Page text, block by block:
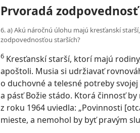
Prvoradá zodpovednosť
6. a) Akú náročnú úlohu majú kresťanskí
zodpovednosťou starších?
6 Kresťanskí starší, ktorí majú
apoštoli. Musia si udržiavať
o duchovné a telesné potreby
a pásť Božie stádo. Ktorá činnosť
z roku 1964 uviedla: „Povinnosti
mieste, a nemohol by byť pravým